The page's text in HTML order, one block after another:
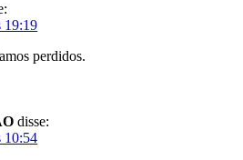
19:19
perdidos.
disse:
10:54